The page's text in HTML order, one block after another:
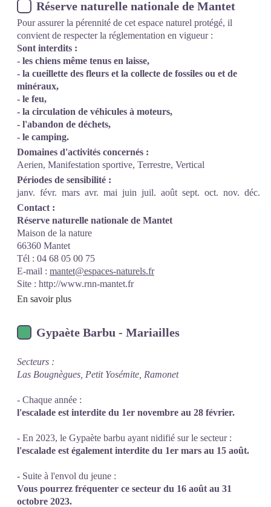
Réserve naturelle nationale de Mantet
Pour assurer la pérennité de cet espace naturel protégé, il
convient de respecter la réglementation en vigueur :
Sont interdits :
- les chiens même tenus en laisse,
- la cueillette des fleurs et la collecte de fossiles ou et de
minéraux,
- le feu,
- la circulation de véhicules à moteurs,
- l'abandon de déchets,
- le camping.
Domaines d'activités concernés :
Aerien, Manifestation sportive, Terrestre, Vertical
Périodes de sensibilité :
janv. févr. mars avr. mai juin juil. août sept. oct. nov. déc.
Contact :
Réserve naturelle nationale de Mantet
Maison de la nature
66360 Mantet
Tél : 04 68 05 00 75
E-mail : mantet@espaces-naturels.fr
Site : http://www.rnn-mantet.fr
En savoir plus
Gypaète Barbu - Mariailles
Secteurs :
Las Bougnègues, Petit Yosémite, Ramonet
- Chaque année :
l'escalade est interdite du 1er novembre au 28 février.
- En 2023, le Gypaète barbu ayant nidifié sur le secteur :
l'escalade est également interdite du 1er mars au 15 août.
- Suite à l'envol du jeune :
Vous pourrez fréquenter ce secteur du 16 août au 31
octobre 2023.